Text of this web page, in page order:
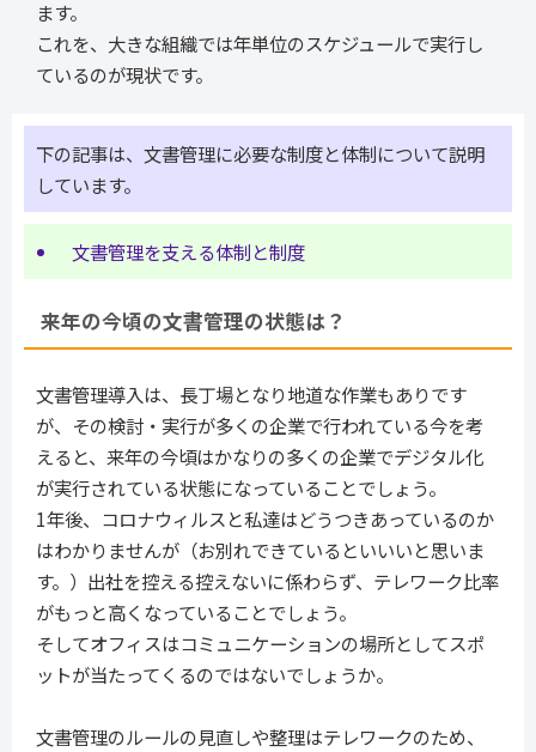
ます。
これを、大きな組織では年単位のスケジュールで実行し
ているのが現状です。
下の記事は、文書管理に必要な制度と体制について説明
しています。
文書管理を支える体制と制度
来年の今頃の文書管理の状態は？
文書管理導入は、長丁場となり地道な作業もありです
が、その検討・実行が多くの企業で行われている今を考
えると、来年の今頃はかなりの多くの企業でデジタル化
が実行されている状態になっていることでしょう。
1年後、コロナウィルスと私達はどうつきあっているのか
はわかりませんが（お別れできているといいいと思いま
す。）出社を控える控えないに係わらず、テレワーク比率
がもっと高くなっていることでしょう。
そしてオフィスはコミュニケーションの場所としてスポ
ットが当たってくるのではないでしょうか。
文書管理のルールの見直しや整理はテレワークのため、